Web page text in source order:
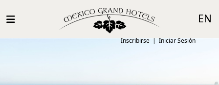
Inscribirse|Iniciar Sesión
EN